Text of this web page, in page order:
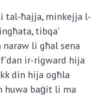
tal-ħajja, minkejja l-
tibqa’
li għal sena
ir-rigward hija
din hija ogħla
huwa baġit li ma